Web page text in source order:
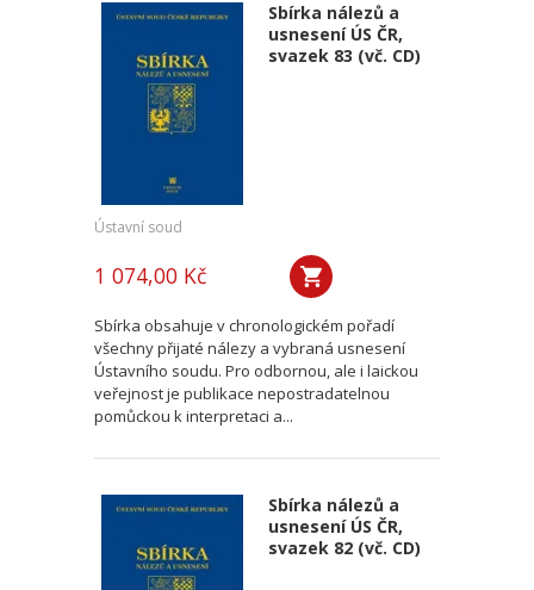
Sbírka nálezů a
usnesení ÚS ČR,
svazek 83 (vč. CD)
Ústavní soud
1 074,00 Kč
Sbírka obsahuje v chronologickém pořadí
všechny přijaté nálezy a vybraná usnesení
Ústavního soudu. Pro odbornou, ale i laickou
veřejnost je publikace nepostradatelnou
pomůckou k interpretaci a...
Sbírka nálezů a
usnesení ÚS ČR,
svazek 82 (vč. CD)